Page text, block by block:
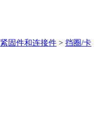
紧固件和连接件 > 挡圈/卡